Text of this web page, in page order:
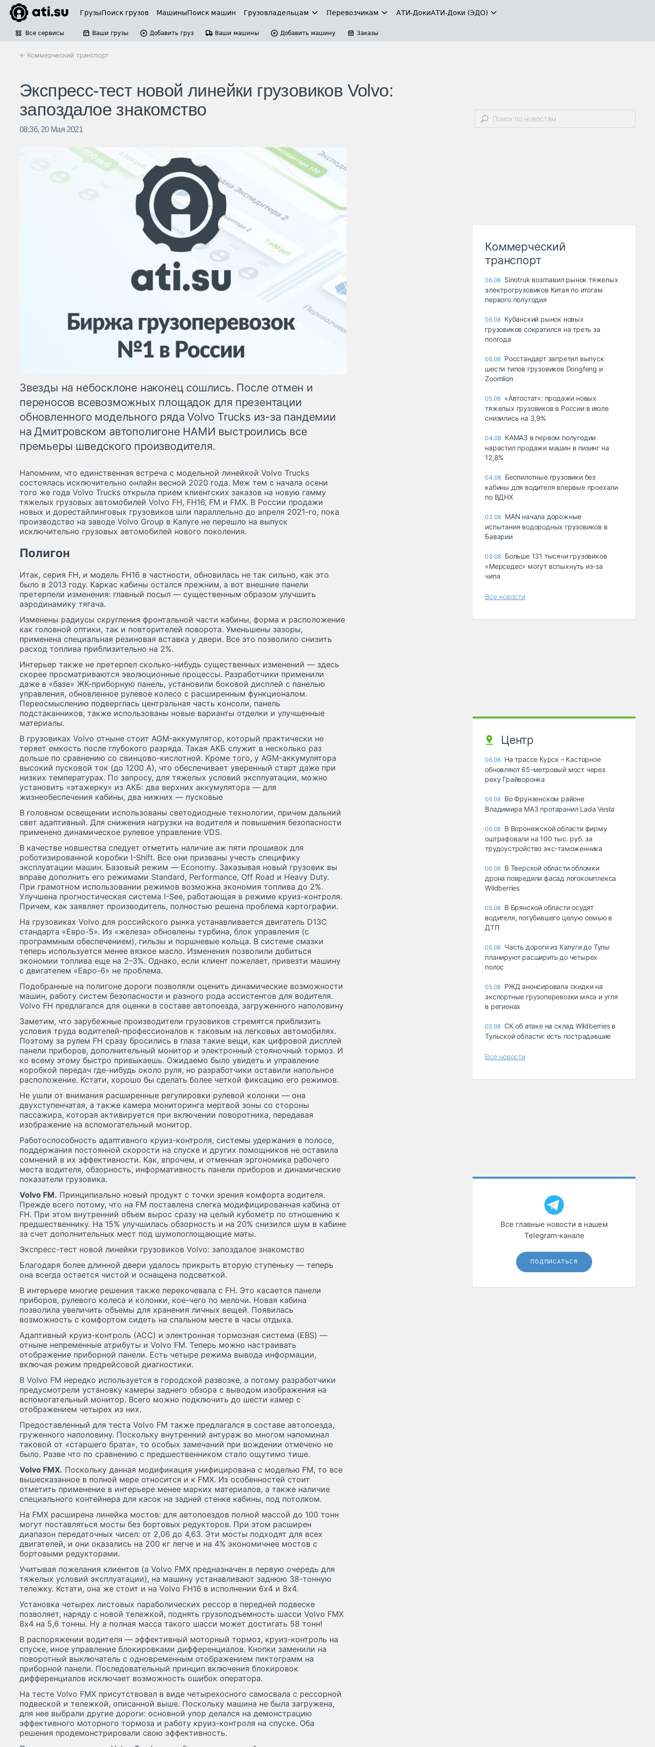
ГрузыПоиск грузов МашиныПоиск машин Грузовладельцам Перевозчикам АТИ-ДокиАТИ-Доки (ЭДО)
Все сервисы Ваши грузы Добавить груз Ваши машины Добавить машину Заказы
← Коммерческий транспорт
Экспресс-тест новой линейки грузовиков Volvo:
запоздалое знакомство
08:36, 20 Мая 2021
Звезды на небосклоне наконец сошлись. После отмен и
переносов всевозможных площадок для презентации
обновленного модельного ряда Volvo Trucks из-за пандемии
на Дмитровском автополигоне НАМИ выстроились все
премьеры шведского производителя.
Напомним, что единственная встреча с модельной линейкой Volvo Trucks
состоялась исключительно онлайн весной 2020 года. Меж тем с начала осени
того же года Volvo Trucks открыла прием клиентских заказов на новую гамму
тяжелых грузовых автомобилей Volvo FH, FH16, FM и FMX. В России продажи
новых и дорестайлинговых грузовиков шли параллельно до апреля 2021-го, пока
производство на заводе Volvo Group в Калуге не перешло на выпуск
исключительно грузовых автомобилей нового поколения.
Полигон
Итак, серия FH, и модель FH16 в частности, обновилась не так сильно, как это
было в 2013 году. Каркас кабины остался прежним, а вот внешние панели
претерпели изменения: главный посыл — существенным образом улучшить
аэродинамику тягача.
Изменены радиусы скругления фронтальной части кабины, форма и расположение
как головной оптики, так и повторителей поворота. Уменьшены зазоры,
применена специальная резиновая вставка у двери. Все это позволило снизить
расход топлива приблизительно на 2%.
Интерьер также не претерпел сколько-нибудь существенных изменений — здесь
скорее просматриваются эволюционные процессы. Разработчики применили
даже в «базе» ЖК-приборную панель, установили боковой дисплей с панелью
управления, обновленное рулевое колесо с расширенным функционалом.
Переосмыслению подверглась центральная часть консоли, панель
подстаканников, также использованы новые варианты отделки и улучшенные
материалы.
В грузовиках Volvo отныне стоит AGM-аккумулятор, который практически не
теряет емкость после глубокого разряда. Такая АКБ служит в несколько раз
дольше по сравнению со свинцово-кислотной. Кроме того, у AGM-аккумулятора
высокий пусковой ток (до 1200 А), что обеспечивает уверенный старт даже при
низких температурах. По запросу, для тяжелых условий эксплуатации, можно
установить «этажерку» из АКБ: два верхних аккумулятора — для
жизнеобеспечения кабины, два нижних — пусковые
В головном освещении использованы светодиодные технологии, причем дальний
свет адаптивный. Для снижения нагрузки на водителя и повышения безопасности
применено динамическое рулевое управление VDS.
В качестве новшества следует отметить наличие аж пяти прошивок для
роботизированной коробки I-Shift. Все они призваны учесть специфику
эксплуатации машин. Базовый режим — Economy. Заказывая новый грузовик вы
вправе дополнить его режимами Standard, Performance, Off Road и Heavy Duty.
При грамотном использовании режимов возможна экономия топлива до 2%.
Улучшена прогностическая система I-See, работающая в режиме круиз-контроля.
Причем, как заявляет производитель, полностью решена проблема картографии.
На грузовиках Volvo для российского рынка устанавливается двигатель D13C
стандарта «Евро-5». Из «железа» обновлены турбина, блок управления (с
программным обеспечением), гильзы и поршневые кольца. В системе смазки
теперь используется менее вязкое масло. Изменения позволили добиться
экономии топлива еще на 2–3%. Однако, если клиент пожелает, привезти машину
с двигателем «Евро-6» не проблема.
Подобранные на полигоне дороги позволяли оценить динамические возможности
машин, работу систем безопасности и разного рода ассистентов для водителя.
Volvo FH предлагался для оценки в составе автопоезда, загруженного наполовину
Заметим, что зарубежные производители грузовиков стремятся приблизить
условия труда водителей-профессионалов к таковым на легковых автомобилях.
Поэтому за рулем FH сразу бросились в глаза такие вещи, как цифровой дисплей
панели приборов, дополнительный монитор и электронный стояночный тормоз. И
ко всему этому быстро привыкаешь. Ожидаемо было увидеть и управление
коробкой передач где-нибудь около руля, но разработчики оставили напольное
расположение. Кстати, хорошо бы сделать более четкой фиксацию его режимов.
Не ушли от внимания расширенные регулировки рулевой колонки — она
двухступенчатая, а также камера мониторинга мертвой зоны со стороны
пассажира, которая активируется при включении поворотника, передавая
изображение на вспомогательный монитор.
Работоспособность адаптивного круиз-контроля, системы удержания в полосе,
поддержания постоянной скорости на спуске и других помощников не оставила
сомнений в их эффективности. Как, впрочем, и отменная эргономика рабочего
места водителя, обзорность, информативность панели приборов и динамические
показатели грузовика.
Volvo FМ. Принципиально новый продукт с точки зрения комфорта водителя.
Прежде всего потому, что на FМ поставлена слегка модифицированная кабина от
FН. При этом внутренний объем вырос сразу на целый кубометр по отношению к
предшественнику. На 15% улучшилась обзорность и на 20% снизился шум в кабине
за счет дополнительных мест под шумопоглощающие маты.
Экспресс-тест новой линейки грузовиков Volvo: запоздалое знакомство
Благодаря более длинной двери удалось прикрыть вторую ступеньку — теперь
она всегда остается чистой и оснащена подсветкой.
В интерьере многие решения также перекочевала с FH. Это касается панели
приборов, рулевого колеса и колонки, кое-чего по мелочи. Новая кабина
позволила увеличить объемы для хранения личных вещей. Появилась
возможность с комфортом сидеть на спальном месте в часы отдыха.
Адаптивный круиз-контроль (АСС) и электронная тормозная система (EBS) —
отныне непременные атрибуты и Volvo FМ. Теперь можно настраивать
отображение приборной панели. Есть четыре режима вывода информации,
включая режим предрейсовой диагностики.
В Volvo FМ нередко используется в городской развозке, а потому разработчики
предусмотрели установку камеры заднего обзора с выводом изображения на
вспомогательный монитор. Всего можно подключить до шести камер с
отображением четырех из них.
Предоставленный для теста Volvo FМ также предлагался в составе автопоезда,
груженного наполовину. Поскольку внутренний антураж во многом напоминал
таковой от «старшего брата», то особых замечаний при вождении отмечено не
было. Разве что по сравнению с предшественником стало ощутимо тише.
Volvo FМХ. Поскольку данная модификация унифицирована с моделью FМ, то все
вышесказанное в полной мере относится и к FМХ. Из особенностей стоит
отметить применение в интерьере менее марких материалов, а также наличие
специального контейнера для касок на задней стенке кабины, под потолком.
На FМХ расширена линейка мостов: для автопоездов полной массой до 100 тонн
могут поставляться мосты без бортовых редукторов. При этом расширен
диапазон передаточных чисел: от 2,06 до 4,63. Эти мосты подходят для всех
двигателей, и они оказались на 200 кг легче и на 4% экономичнее мостов с
бортовыми редукторами.
Учитывая пожелания клиентов (а Volvo FМХ предназначен в первую очередь для
тяжелых условий эксплуатации), на машину устанавливают заднюю 38-тонную
тележку. Кстати, она же стоит и на Volvo FН16 в исполнении 6х4 и 8х4.
Установка четырех листовых параболических рессор в передней подвеске
позволяет, наряду с новой тележкой, поднять грузоподъемность шасси Volvo FМХ
8х4 на 5,6 тонны. Ну а полная масса такого шасси может достигать 58 тонн!
В распоряжении водителя — эффективный моторный тормоз, круиз-контроль на
спуске, иное управление блокировками дифференциалов. Кнопки заменили на
поворотный выключатель с одновременным отображением пиктограмм на
приборной панели. Последовательный принцип включения блокировок
дифференциалов исключает возможность ошибок оператора.
На тесте Volvo FМХ присутствовал в виде четырехосного самосвала с рессорной
подвеской и тележкой, описанной выше. Поскольку машина не была загружена,
для нее выбрали другие дороги: основной упор делался на демонстрацию
эффективного моторного тормоза и работу круиз-контроля на спуске. Оба
решения продемонстрировали свою эффективность.
Коммерческий
транспорт
06.08 Sinotruk возглавил рынок тяжелых
электрогрузовиков Китая по итогам
первого полугодия
06.08 Кубанский рынок новых
грузовиков сократился на треть за
полгода
06.08 Росстандарт запретил выпуск
шести типов грузовиков Dongfeng и
Zoomlion
05.08 «Автостат»: продажи новых
тяжелых грузовиков в России в июле
снизились на 3,9%
04.08 КАМАЗ в первом полугодии
нарастил продажи машин в лизинг на
12,8%
04.08 Беспилотные грузовики без
кабины для водителя впервые проехали
по ВДНХ
03.08 MAN начала дорожные
испытания водородных грузовиков в
Баварии
03.08 Больше 131 тысячи грузовиков
«Мерседес» могут вспыхнуть из-за
чипа
Все новости
Центр
06.08 На трассе Курск – Касторное
обновляют 65-метровый мост через
реку Грайворонка
06.08 Во Фрунзенском районе
Владимира МАЗ протаранил Lada Vesta
06.08 В Воронежской области фирму
оштрафовали на 100 тыс. руб. за
трудоустройство экс-таможенника
06.08 В Тверской области обломки
дрона повредили фасад логокомплекса
Wildberries
05.08 В Брянской области осудят
водителя, погубившего целую семью в
ДТП
05.08 Часть дороги из Калуги до Тулы
планируют расширить до четырех
полос
05.08 РЖД анонсировала скидки на
экспортные грузоперевозки мяса и угля
в регионах
05.08 СК об атаке на склад Wildberries в
Тульской области: есть пострадавшие
Все новости
Все главные новости в нашем
Telegram‑канале
ПОДПИСАТЬСЯ